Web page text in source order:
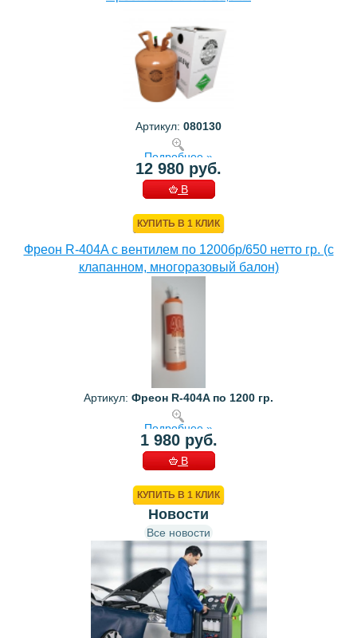
Артикул: 080130
Подробнее »
12 980 руб.
В
КУПИТЬ В 1 КЛИК
Фреон R-404A с вентилем по 1200бр/650 нетто гр. (с
клапанном, многоразовый балон)
Артикул: Фреон R-404A по 1200 гр.
Подробнее »
1 980 руб.
В
КУПИТЬ В 1 КЛИК
Новости
Все новости